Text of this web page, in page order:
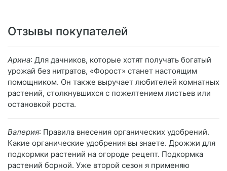
Отзывы покупателей
Арина: Для дачников, которые хотят получать богатый
урожай без нитратов, «Форост» станет настоящим
помощником. Он также выручает любителей комнатных
растений, столкнувшихся с пожелтением листьев или
остановкой роста.
Валерия: Правила внесения органических удобрений.
Какие органические удобрения вы знаете. Дрожжи для
подкормки растений на огороде рецепт. Подкормка
растений борной. Уже второй сезон я применяю